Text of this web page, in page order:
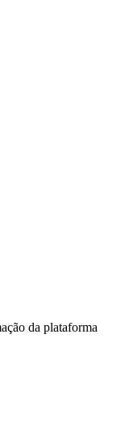
da plataforma